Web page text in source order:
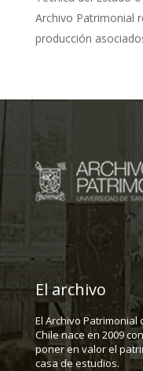
Archivo Patrimonial
producción
El archivo
El Archivo
Chile nace en 2009
poner en valor el
casa de estudios.